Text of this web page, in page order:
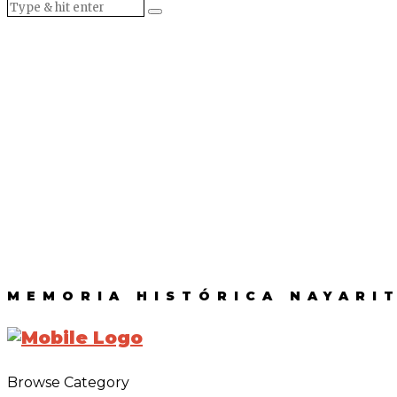
MEMORIA HISTÓRICA
Browse Category